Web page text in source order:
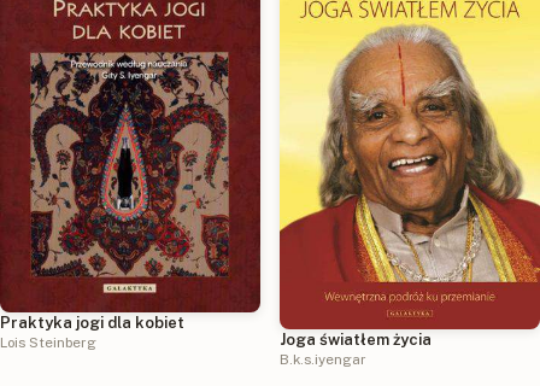
Praktyka jogi dla kobiet
Lois Steinberg Joga światłem życia
B.k.s.iyengar